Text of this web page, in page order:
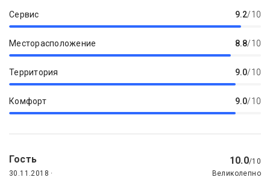
Сервис 9.2/10
Месторасположение 8.8/10
Территория 9.0/10
Комфорт 9.0/10
Гость 10.0/10
30.11.2018 ·
Великолепно